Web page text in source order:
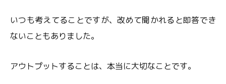
いつも考えてることですが、改めて聞かれると即答でき
ないこともありました。
アウトプットすることは、本当に大切なことです。